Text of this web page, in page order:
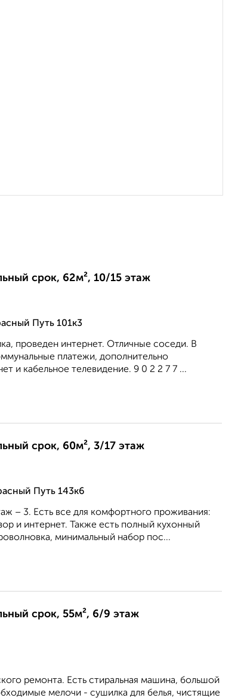
срок, 62м², 10/15 этаж
Путь 101к3
проведен интернет. Отличные соседи. В
платежи, дополнительно
и кабельное телевидение. 9 0 2 2 7 7 ...
срок, 60м², 3/17 этаж
Путь 143к6
– 3. Есть все для комфортного проживания:
и интернет. Также есть полный кухонный
минимальный набор пос...
срок, 55м², 6/9 этаж
ремонта. Есть стиральная машина, большой
мелочи - сушилка для белья, чистящие